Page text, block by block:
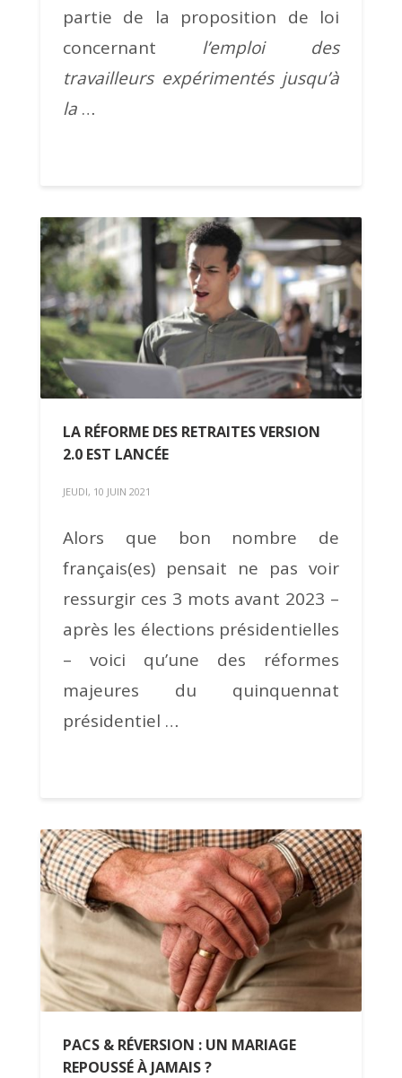
partie de la proposition de loi
concernant l’emploi des
travailleurs expérimentés jusqu’à
la …
LA RÉFORME DES RETRAITES VERSION
2.0 EST LANCÉE
JEUDI, 10 JUIN 2021
Alors que bon nombre de
français(es) pensait ne pas voir
ressurgir ces 3 mots avant 2023 –
après les élections présidentielles
– voici qu’une des réformes
majeures du quinquennat
présidentiel …
PACS & RÉVERSION : UN MARIAGE
REPOUSSÉ À JAMAIS ?